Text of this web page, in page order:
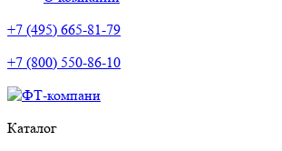
+7 (495) 665-81-79
+7 (800) 550-86-10
Каталог